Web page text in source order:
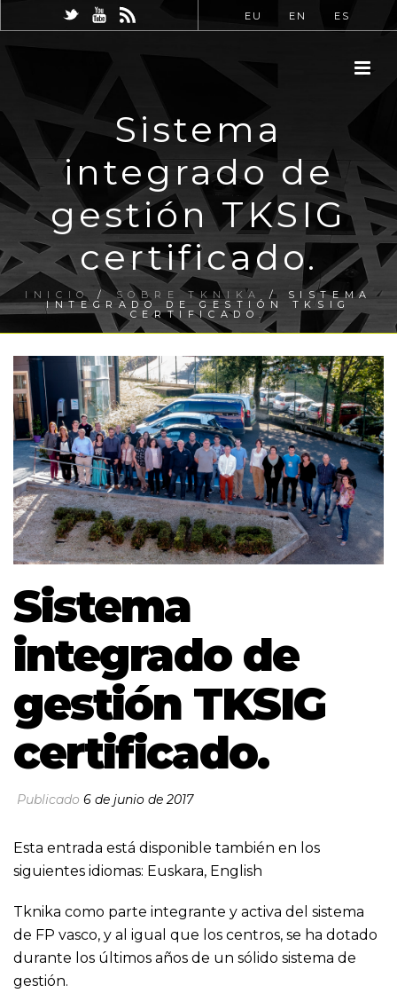
EU EN ES
Sistema
integrado de
gestión TKSIG
certificado.
INICIO /SOBRE TKNIKA / SISTEMA
INTEGRADO DE GESTIÓN TKSIG
CERTIFICADO.
Sistema
integrado de
gestión TKSIG
certificado.
Publicado 6 de junio de 2017
Esta entrada está disponible también en los
siguientes idiomas: Euskara, English
Tknika como parte integrante y activa del sistema
de FP vasco, y al igual que los centros, se ha dotado
durante los últimos años de un sólido sistema de
gestión.